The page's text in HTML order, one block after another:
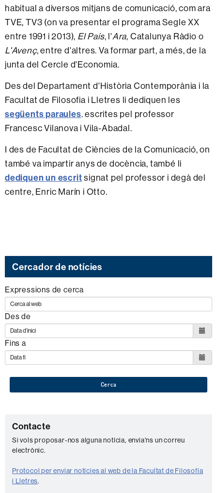
habitual a diversos mitjans de comunicació, com ara
TVE, TV3 (on va presentar el programa Segle XX
entre 1991 i 2013), El País, l'Ara, Catalunya Ràdio o
L'Avenç, entre d'altres. Va formar part, a més, de la
junta del Cercle d'Economia.
Des del Departament d'Història Contemporània i la
Facultat de Filosofia i Lletres li dediquen les
següents paraules. escrites pel professor
Francesc Vilanova i Vila-Abadal.
I des de Facultat de Ciències de la Comunicació, on
també va impartir anys de docència, també li
dediquen un escritsignat pel professor i degà del
centre, Enric Marín i Otto.
Cercador de notícies
Expressions de cerca
Des de
Fins a
Cerca
C
o
n
t
a
Contacte
Si vols proposar-nos alguna notícia, envia'ns un correu
electrònic.
Protocol per enviar notícies al web de la Facultat de Filosofia
i Lletres.